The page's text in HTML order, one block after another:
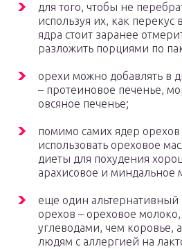
для того, чтобы не
используя их, как перекус
ядра стоит заранее
разложить порциями по
орехи можно добавлять в
– протеиновое печенье,
овсяное печенье;
помимо самих ядер орехов
использовать ореховое
диеты для похудения
арахисовое и миндальное
еще один альтернативный
орехов – ореховое
углеводами, чем коровье,
людям с аллергией на